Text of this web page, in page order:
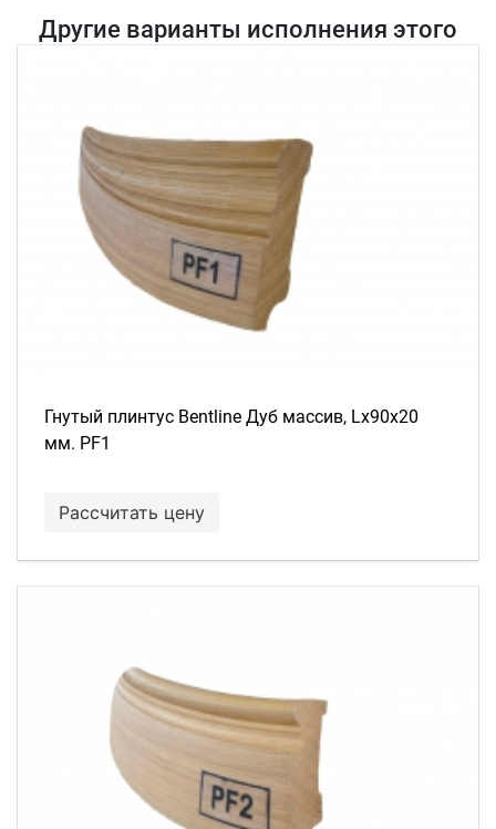
Другие варианты исполнения этого
Гнутый плинтус Bentline Дуб массив, Lх90х20
мм. PF1
Рассчитать цену